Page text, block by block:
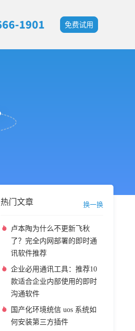
免费试用
热门文章 换一换
卢本陶为什么不更新飞秋
了？完全内网部署的即时通
讯软件推荐
企业必用通讯工具：推荐10
款适合企业内部使用的即时
沟通软件
国产化环境统信 uos 系统如
何安装第三方插件